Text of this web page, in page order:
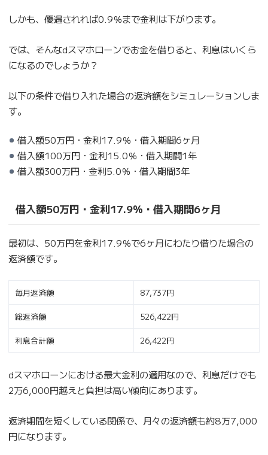
しかも、優遇されれば0.9％まで金利は下がります。
では、そんなdスマホローンでお金を借りると、利息はいくら
になるのでしょうか？
以下の条件で借り入れた場合の返済額をシミュレーションしま
す。
借入額50万円・金利17.9％・借入期間6ヶ月
借入額100万円・金利15.0％・借入期間1年
借入額300万円・金利5.0％・借入期間3年
借入額50万円・金利17.9％・借入期間6ヶ月
最初は、50万円を金利17.9％で6ヶ月にわたり借りた場合の
返済額です。
毎月返済額 87,737円
総返済額 526,422円
利息合計額 26,422円
dスマホローンにおける最大金利の適用なので、利息だけでも
2万6,000円越えと負担は高い傾向にあります。
返済期間を短くしている関係で、月々の返済額も約8万7,000
円になります。